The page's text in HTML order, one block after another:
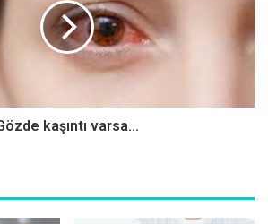
kilit nokta iyi alınmış bir hikayedir.
vermektedir. Burun akıntısı,
genize doğru akıntı ile beraber
çoğunlukla neden, soğuk algınlığı,
üst solunum yolları enfeksiyonudur.
kaşıntı varsa...